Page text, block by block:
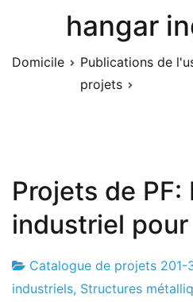
hangar
Domicile
Publications de
projets
Projets de PF:
industriel
Usine
28
Catalogue de projets 201-
industriels, Structures